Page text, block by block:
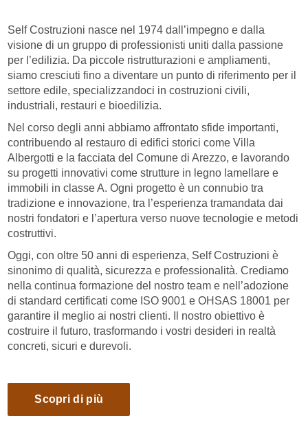
Self Costruzioni nasce nel 1974 dall’impegno e dalla
visione di un gruppo di professionisti uniti dalla passione
per l’edilizia. Da piccole ristrutturazioni e ampliamenti,
siamo cresciuti fino a diventare un punto di riferimento per il
settore edile, specializzandoci in costruzioni civili,
industriali, restauri e bioedilizia.
Nel corso degli anni abbiamo affrontato sfide importanti,
contribuendo al restauro di edifici storici come Villa
Albergotti e la facciata del Comune di Arezzo, e lavorando
su progetti innovativi come strutture in legno lamellare e
immobili in classe A. Ogni progetto è un connubio tra
tradizione e innovazione, tra l’esperienza tramandata dai
nostri fondatori e l’apertura verso nuove tecnologie e metodi
costruttivi.
Oggi, con oltre 50 anni di esperienza, Self Costruzioni è
sinonimo di qualità, sicurezza e professionalità. Crediamo
nella continua formazione del nostro team e nell’adozione
di standard certificati come ISO 9001 e OHSAS 18001 per
garantire il meglio ai nostri clienti. Il nostro obiettivo è
costruire il futuro, trasformando i vostri desideri in realtà
concreti, sicuri e durevoli.
Scopri di più